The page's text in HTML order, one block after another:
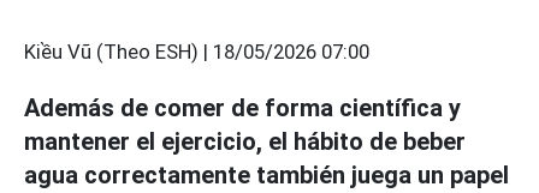
Kiều Vũ (Theo ESH) | 18/05/2026 07:00
Además de comer de forma científica y
mantener el ejercicio, el hábito de beber
agua correctamente también juega un papel